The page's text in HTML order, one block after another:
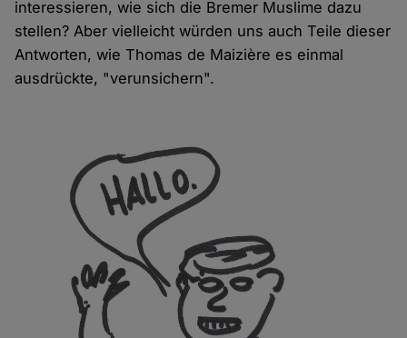
interessieren, wie sich die Bremer Muslime dazu
stellen? Aber vielleicht würden uns auch Teile dieser
Antworten, wie Thomas de Maizière es einmal
ausdrückte, "verunsichern".